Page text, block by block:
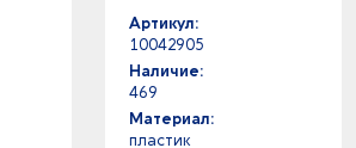
Артикул:
10042905
Наличие:
469
Материал:
пластик